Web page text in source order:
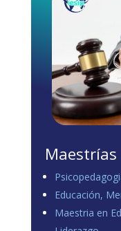
Maestrías
Educación,
Maestria en